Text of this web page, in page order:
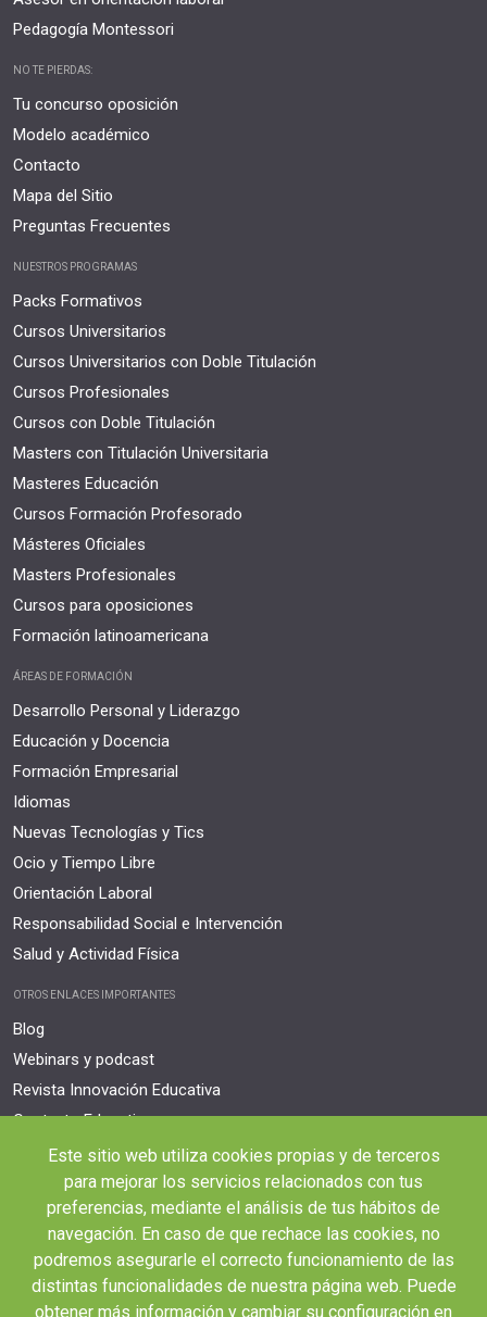
Pedagogía Montessori
NO TE PIERDAS:
Tu concurso oposición
Modelo académico
Contacto
Mapa del Sitio
Preguntas Frecuentes
NUESTROS PROGRAMAS
Packs Formativos
Cursos Universitarios
Cursos Universitarios con Doble Titulación
Cursos Profesionales
Cursos con Doble Titulación
Masters con Titulación Universitaria
Masteres Educación
Cursos Formación Profesorado
Másteres Oficiales
Masters Profesionales
Cursos para oposiciones
Formación latinoamericana
ÁREAS DE FORMACIÓN
Desarrollo Personal y Liderazgo
Educación y Docencia
Formación Empresarial
Idiomas
Nuevas Tecnologías y Tics
Ocio y Tiempo Libre
Orientación Laboral
Responsabilidad Social e Intervención
Salud y Actividad Física
OTROS ENLACES IMPORTANTES
Blog
Webinars y podcast
Revista Innovación Educativa
Contexto Educativo
Desistir contrato aquí
Tienes 14 días desde tu matriculación para cancelar sin coste y recibir el
reembolso completo.
Este sitio web utiliza cookies propias y de terceros
para mejorar los servicios relacionados con tus
preferencias, mediante el análisis de tus hábitos de
navegación. En caso de que rechace las cookies, no
podremos asegurarle el correcto funcionamiento de las
distintas funcionalidades de nuestra página web. Puede
obtener más información y cambiar su configuración en